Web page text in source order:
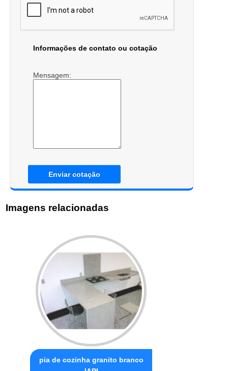
Informações de contato ou cotação
Mensagem:
Enviar cotação
Imagens relacionadas
pia de cozinha granito branco